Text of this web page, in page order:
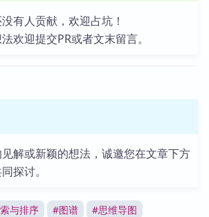
有人贡献，欢迎占坑！
欢迎提交PR或者文末留言。
解或新颖的想法，诚邀您在文章下方
探讨。
与排序 #图谱 #思维导图